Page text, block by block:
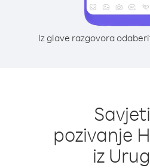
Iz glave razgovora
pozivanje
iz